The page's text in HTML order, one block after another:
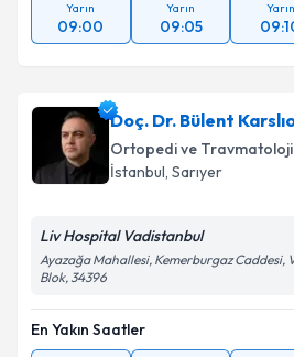
Takvim
Yarın
09:00
Yarın
09:05
Yarın
Doç. Dr. Bülent
Ortopedi ve Travmatoloji
İstanbul, Sarıyer
Liv Hospital Vadistanbul
Ayazağa Mahallesi, Kemerburgaz Caddesi,
Blok, 34396
En Yakın Saatler